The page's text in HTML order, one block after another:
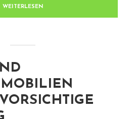
WEITERLESEN